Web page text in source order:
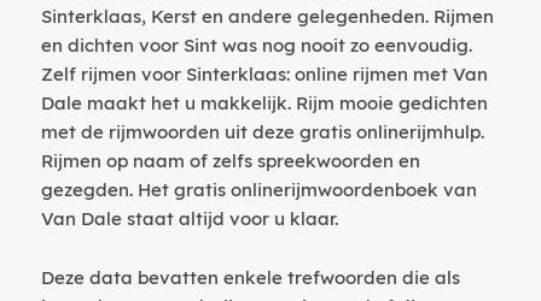
Sinterklaas, Kerst en andere gelegenheden. Rijmen
en dichten voor Sint was nog nooit zo eenvoudig.
Zelf rijmen voor Sinterklaas: online rijmen met Van
Dale maakt het u makkelijk. Rijm mooie gedichten
met de rijmwoorden uit deze gratis onlinerijmhulp.
Rijmen op naam of zelfs spreekwoorden en
gezegden. Het gratis onlinerijmwoordenboek van
Van Dale staat altijd voor u klaar.
Deze data bevatten enkele trefwoorden die als